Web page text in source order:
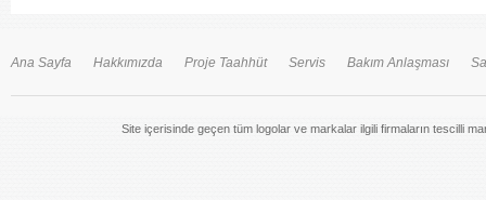
Ana Sayfa Hakkımızda Proje Taahhüt Servis Bakım Anlaşması
Site içerisinde geçen tüm logolar ve markalar ilgili firmaların tescilli